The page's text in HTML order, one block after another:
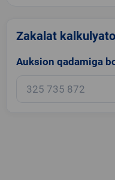
Zakalat
Auksion qadamiga